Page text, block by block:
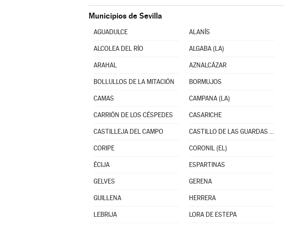
Municipios de Sevilla
AGUADULCE ALANÍS
ALCOLEA DEL RÍO ALGABA (LA)
ARAHAL AZNALCÁZAR
BOLLULLOS DE LA MITACIÓN BORMUJOS
CAMAS CAMPANA (LA)
CARRIÓN DE LOS CÉSPEDES CASARICHE
CASTILLEJA DEL CAMPO CASTILLO DE LAS GUARDAS (EL)
CORIPE CORONIL (EL)
ÉCIJA ESPARTINAS
GELVES GERENA
GUILLENA HERRERA
LEBRIJA LORA DE ESTEPA